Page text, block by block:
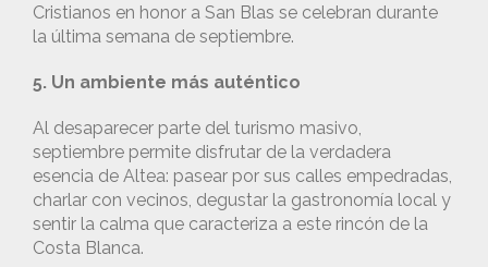
Cristianos en honor a San Blas se celebran durante
la última semana de septiembre.
5. Un ambiente más auténtico
Al desaparecer parte del turismo masivo,
septiembre permite disfrutar de la verdadera
esencia de Altea: pasear por sus calles empedradas,
charlar con vecinos, degustar la gastronomía local y
sentir la calma que caracteriza a este rincón de la
Costa Blanca.